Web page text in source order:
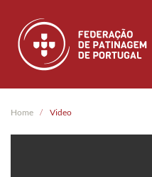
Skip to main content
Home Video